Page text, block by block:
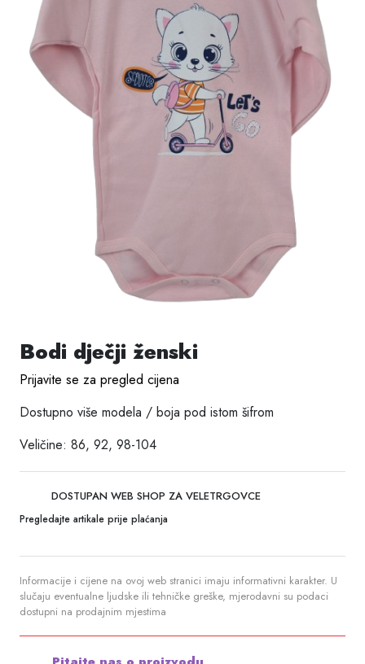
Bodi dječji ženski
Prijavite se za pregled cijena
Dostupno više modela / boja pod istom šifrom
Veličine: 86, 92, 98-104
DOSTUPAN WEB SHOP ZA VELETRGOVCE
Pregledajte artikale prije plaćanja
Informacije i cijene na ovoj web stranici imaju informativni karakter. U
slučaju eventualne ljudske ili tehničke greške, mjerodavni su podaci
dostupni na prodajnim mjestima